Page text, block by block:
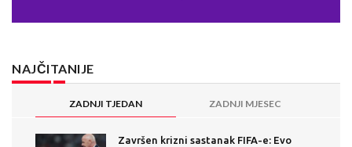
NAJČITANIJE
ZADNJI TJEDAN ZADNJI MJESEC
Završen krizni sastanak FIFA-e: Evo